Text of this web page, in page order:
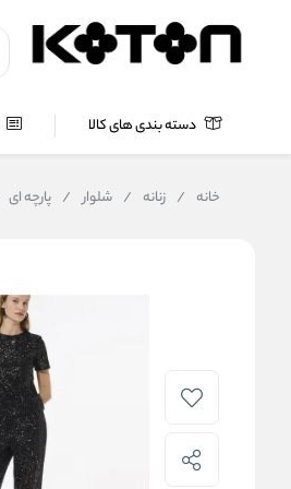
دسته بندی های کالا
خانه / زنانه / شلوار / پارچه ای